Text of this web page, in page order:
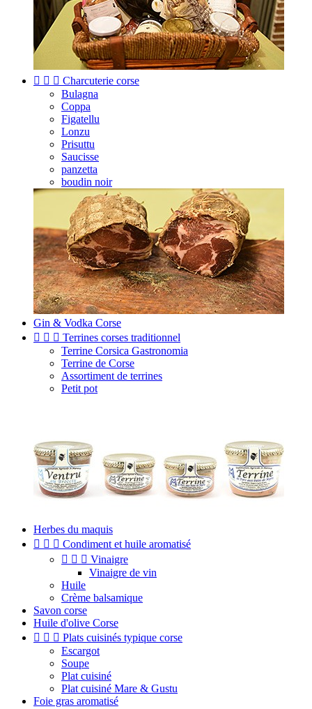
   Charcuterie corse
Bulagna
Coppa
Figatellu
Lonzu
Prisuttu
Saucisse
panzetta
boudin noir
Gin & Vodka Corse
   Terrines corses traditionnel
Terrine Corsica Gastronomia
Terrine de Corse
Assortiment de terrines
Petit pot
Herbes du maquis
   Condiment et huile aromatisé
   Vinaigre
Vinaigre de vin
Huile
Crème balsamique
Savon corse
Huile d'olive Corse
   Plats cuisinés typique corse
Escargot
Soupe
Plat cuisiné
Plat cuisiné Mare & Gustu
Foie gras aromatisé